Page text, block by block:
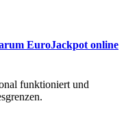
EuroJackpot online
funktioniert und